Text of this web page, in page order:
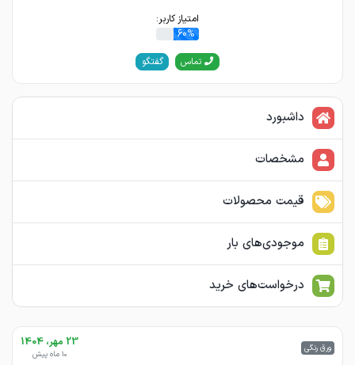
امتیاز کاربر:
60%
تماس گفتگو
داشبورد
مشخصات
قیمت محصولات
موجودی‌های بار
درخواست‌های خرید
ورق رنگی 23 مهر، 1404
10 ماه پیش